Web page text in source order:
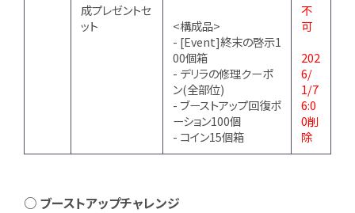
成プレゼントセ
ット
<構成品>
- [Event]終末の啓示1
00個箱
- デリラの修理クーポ
ン(全部位)
- ブーストアップ回復ポ
ーション100個
- コイン15個箱
不
可
202
6/
1/7
6:0
0削
除
○ ブーストアップチャレンジ